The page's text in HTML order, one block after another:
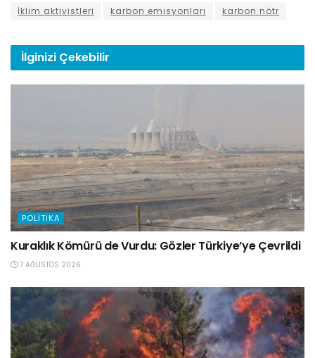
İklim aktivistleri
karbon emisyonları karbon nötr
İlginizi Çekebilir
POLITIKA
Kuraklık Kömürü de Vurdu: Gözler Türkiye’ye Çevrildi
7 AĞUSTOS 2026